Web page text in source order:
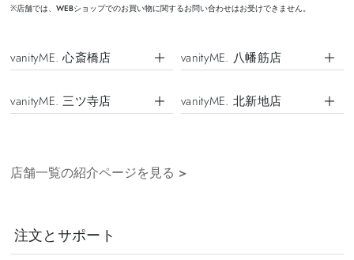
※店舗では、WEBショップでのお買い物に関するお問い合わせはお受けできません。
vanityME. 心斎橋店 vanityME. 八幡筋店
vanityME. 三ツ寺店 vanityME. 北新地店
店舗一覧の紹介ページを見る >
注文とサポート